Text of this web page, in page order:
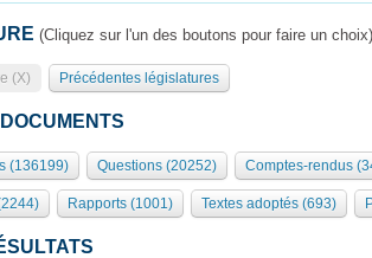
et autres organes
de l'Assemblée
de l'Assemblée
Conférence des Présidents Bureau Collège des
du palais Bourbon
séance
(Cliquez sur l'un des boutons pour faire un choix)
(X) Précédentes législatures
(136199) Questions (20252) Comptes-rendus
Rapports (1001) Textes adoptés (693)